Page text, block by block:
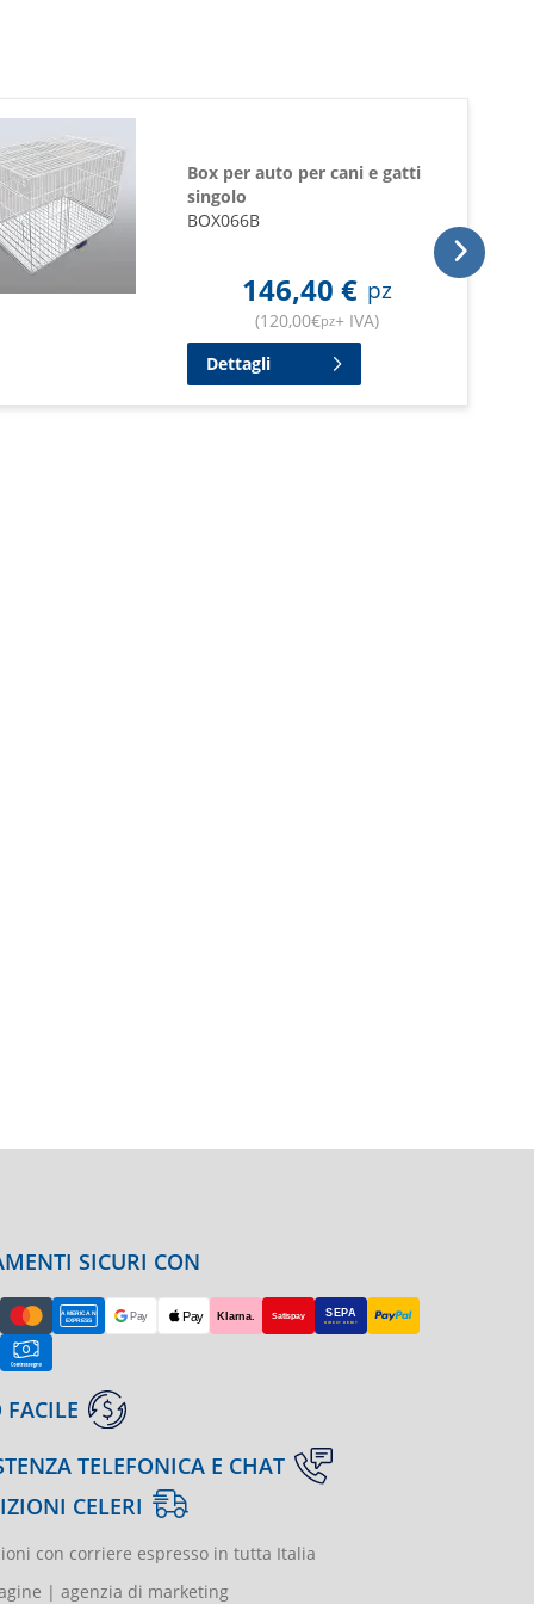
Box per auto per cani e gatti
singolo
BOX066B
146,40 € pz
(120,00€pz+ IVA)
Dettagli
SICURI CON
FACILE
TELEFONICA E CHAT
CELERI
con corriere espresso in tutta Italia
| agenzia di marketing